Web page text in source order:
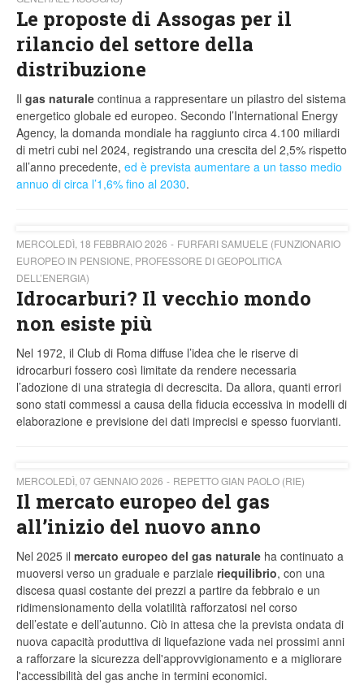
Le proposte di Assogas per il
rilancio del settore della
distribuzione
Il gas naturale continua a rappresentare un pilastro del sistema
energetico globale ed europeo. Secondo l’International Energy
Agency, la domanda mondiale ha raggiunto circa 4.100 miliardi
di metri cubi nel 2024, registrando una crescita del 2,5% rispetto
all’anno precedente, ed è prevista aumentare a un tasso medio
annuo di circa l’1,6% fino al 2030.
MERCOLEDÌ, 18 FEBBRAIO 2026
FURFARI SAMUELE (FUNZIONARIO
EUROPEO IN PENSIONE, PROFESSORE DI GEOPOLITICA
DELL’ENERGIA)
Idrocarburi? Il vecchio mondo
non esiste più
Nel 1972, il Club di Roma diffuse l’idea che le riserve di
idrocarburi fossero così limitate da rendere necessaria
l’adozione di una strategia di decrescita. Da allora, quanti errori
sono stati commessi a causa della fiducia eccessiva in modelli di
elaborazione e previsione dei dati imprecisi e spesso fuorvianti.
MERCOLEDÌ, 07 GENNAIO 2026 REPETTO GIAN PAOLO (RIE)
Il mercato europeo del gas
all’inizio del nuovo anno
Nel 2025 il mercato europeo del gas naturale ha continuato a
muoversi verso un graduale e parziale riequilibrio, con una
discesa quasi costante dei prezzi a partire da febbraio e un
ridimensionamento della volatilità rafforzatosi nel corso
dell’estate e dell’autunno. Ciò in attesa che la prevista ondata di
nuova capacità produttiva di liquefazione vada nei prossimi anni
a rafforzare la sicurezza dell'approvvigionamento e a migliorare
l'accessibilità del gas anche in termini economici.